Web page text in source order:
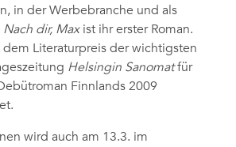
in der Werbebranche und als
Nach dir, Maxist ihr erster Roman.
dem Literaturpreis der wichtigsten
Helsingin Sanomatfür
Finnlands 2009
wird auch am 13.3. im